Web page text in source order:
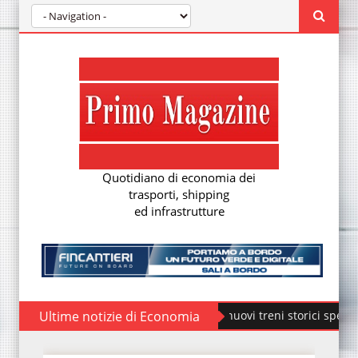
Quotidiano di economia dei
trasporti, shipping
ed infrastrutture
Ultime notizie di Economia
Fondazione FS, nuovi treni storici speciali ÖBB Rail